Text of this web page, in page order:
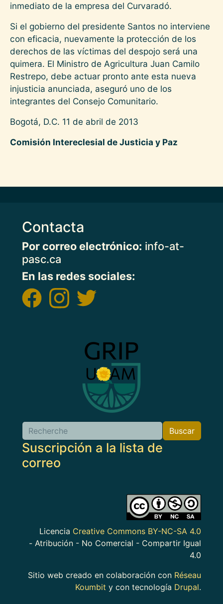
inmediato de la empresa del Curvaradó.
Si el gobierno del presidente Santos no interviene
con eficacia, nuevamente la protección de los
derechos de las víctimas del despojo será una
quimera. El Ministro de Agricultura Juan Camilo
Restrepo, debe actuar pronto ante esta nueva
injusticia anunciada, aseguró uno de los
integrantes del Consejo Comunitario.
Bogotá, D.C. 11 de abril de 2013
Comisión Intereclesial de Justicia y Paz
Contacta
Por correo electrónico: info-at-
pasc.ca
En las redes sociales:
Buscar Buscar
Suscripción a la lista de
correo
Licencia Creative Commons BY-NC-SA 4.0
- Atribución - No Comercial - Compartir Igual
4.0
Sitio web creado en colaboración con Réseau
Koumbit y con tecnología Drupal.